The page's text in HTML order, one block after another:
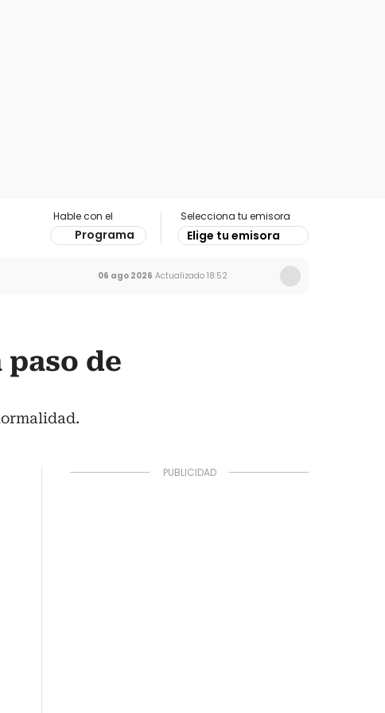
Hable con el
Programa
Selecciona tu emisora
Elige tu emisora
06 ago 2026 Actualizado 18:52
de